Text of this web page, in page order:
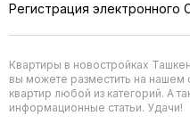
Регистрация электронного
Квартиры в новостройках
вы можете разместить на нашем
квартир любой из категорий. А
информационные статьи. Удачи!